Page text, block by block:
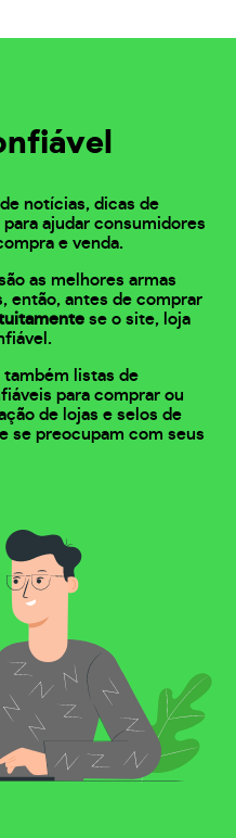
notícias, dicas de
ajudar consumidores
e venda.
as melhores armas
então, antes de comprar
se o site, loja
listas de
para comprar ou
de lojas e selos de
se preocupam com seus